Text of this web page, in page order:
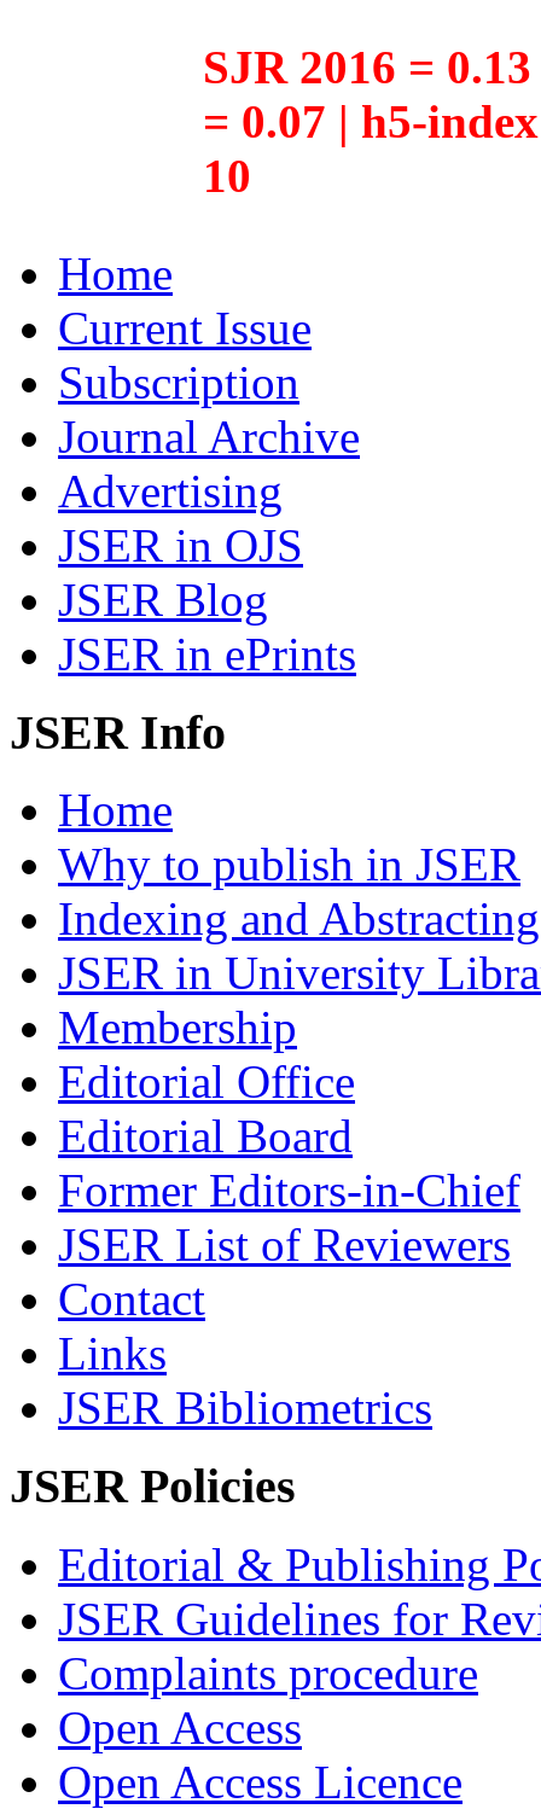
SJR 2016 =
= 0.07 | h5-
10
Home
Current Issue
Subscription
Journal Archive
Advertising
JSER in OJS
JSER Blog
JSER in ePrints
JSER Info
Home
Why to publish in JSER
Indexing and Abstracting
JSER in University
Membership
Editorial Office
Editorial Board
Former Editors-in-Chief
JSER List of Reviewers
Contact
Links
JSER Bibliometrics
JSER Policies
Editorial & Publishing
JSER Guidelines for
Complaints procedure
Open Access
Open Access Licence